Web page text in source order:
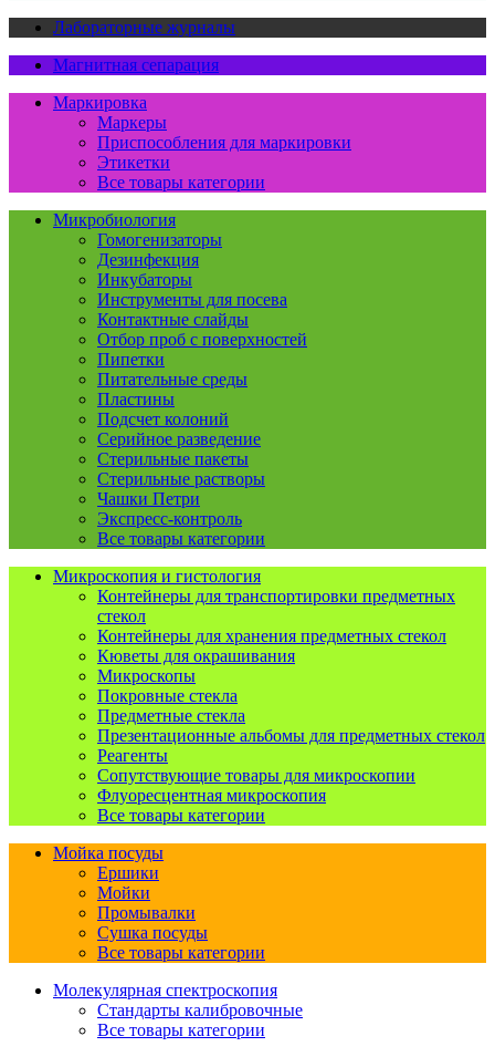
Лабораторные журналы
Магнитная сепарация
Маркировка
Маркеры
Приспособления для маркировки
Этикетки
Все товары категории
Микробиология
Гомогенизаторы
Дезинфекция
Инкубаторы
Инструменты для посева
Контактные слайды
Отбор проб с поверхностей
Пипетки
Питательные среды
Пластины
Подсчет колоний
Серийное разведение
Стерильные пакеты
Стерильные растворы
Чашки Петри
Экспресс-контроль
Все товары категории
Микроскопия и гистология
Контейнеры для транспортировки предметных
стекол
Контейнеры для хранения предметных стекол
Кюветы для окрашивания
Микроскопы
Покровные стекла
Предметные стекла
Презентационные альбомы для предметных стекол
Реагенты
Сопутствующие товары для микроскопии
Флуоресцентная микроскопия
Все товары категории
Мойка посуды
Ершики
Мойки
Промывалки
Сушка посуды
Все товары категории
Молекулярная спектроскопия
Стандарты калибровочные
Все товары категории